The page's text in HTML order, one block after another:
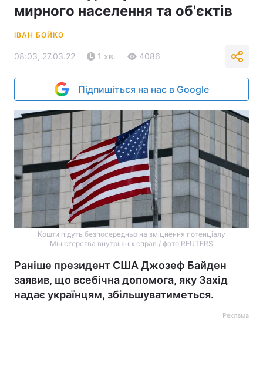
мирного населення та об'єктів
ІВАН БОЙКО
08:03, 27.03.22 1 хв. 4086
Підпишіться на нас в Google
Кошти підуть безпосередньо на зміцнення потенціалу
Міністерства внутрішніх справ / фото REUTERS
Раніше президент США Джозеф Байден
заявив, що всебічна допомога, яку Захід
надає українцям, збільшуватиметься.
Реклама